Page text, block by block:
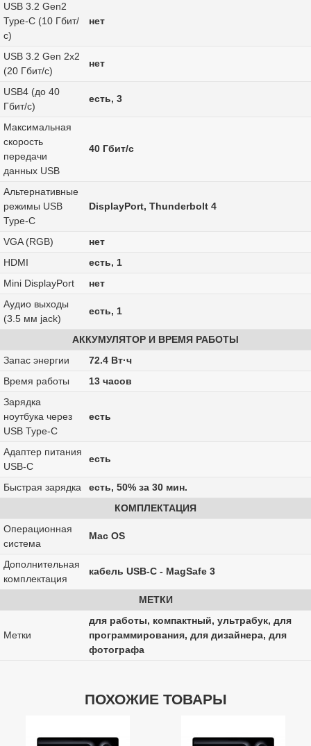
USB 3.2 Gen2
Type-C (10 Гбит/
с)
нет
USB 3.2 Gen 2x2
(20 Гбит/с)
нет
USB4 (до 40
Гбит/с)
есть, 3
Максимальная
скорость
передачи
данных USB
40 Гбит/с
Альтернативные
режимы USB
Type-C
DisplayPort, Thunderbolt 4
VGA (RGB)
нет
HDMI
есть, 1
Mini DisplayPort
нет
Аудио выходы
(3.5 мм jack)
есть, 1
АККУМУЛЯТОР И ВРЕМЯ РАБОТЫ
Запас энергии
72.4 Вт·ч
Время работы
13 часов
Зарядка
ноутбука через
USB Type-C
есть
Адаптер питания
USB-C
есть
Быстрая зарядка
есть, 50% за 30 мин.
КОМПЛЕКТАЦИЯ
Операционная
система
Mac OS
Дополнительная
комплектация
кабель USB-C - MagSafe 3
МЕТКИ
Метки
для работы, компактный, ультрабук, для
программирования, для дизайнера, для
фотографа
ПОХОЖИЕ ТОВАРЫ